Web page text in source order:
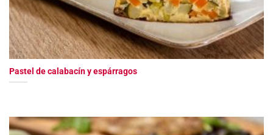
Pastel de calabacín y espárragos